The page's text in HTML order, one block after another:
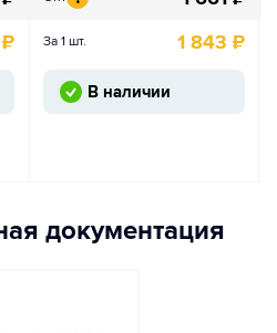
₽ За 1 шт. 1 843 ₽
В наличии
документация